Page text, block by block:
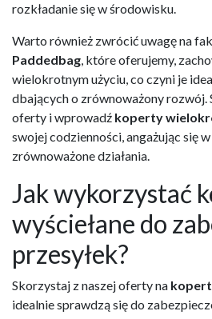
rozkładanie się w środowisku.
Warto również zwrócić uwagę na
Paddedbag, które oferujemy,
wielokrotnym użyciu, co czyni je
dbających o zrównoważony rozwój.
oferty i wprowadź koperty
swojej codzienności, angażując się
zrównoważone działania.
Jak wykorzystać
wyściełane do
przesyłek?
Skorzystaj z naszej oferty na
idealnie sprawdzą się do